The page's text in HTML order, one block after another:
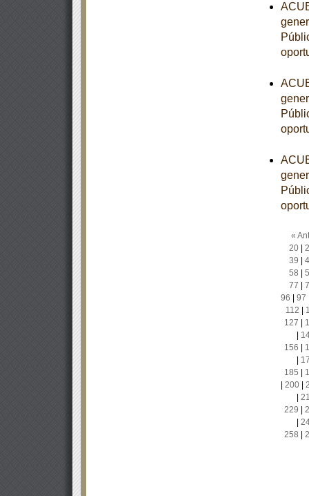
«
20|
39
58
77
96
97
112
127
156
185
200|
229
258